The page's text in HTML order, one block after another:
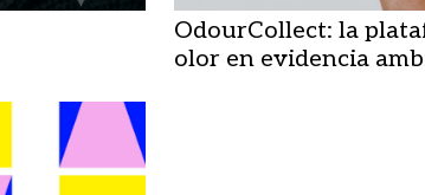
OdourCollect: la
olor en evidencia